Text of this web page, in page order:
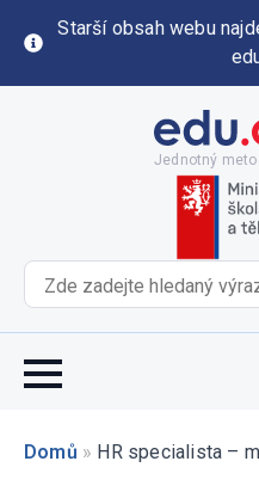
Starší obsah webu
Jednotný
Domů » HR specialista –